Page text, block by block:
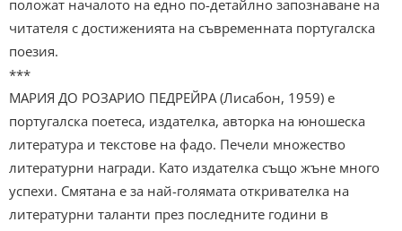
положат началото на едно по-детайлно запознаване на
читателя с достиженията на съвременната португалска
поезия.
***
МАРИЯ ДО РОЗАРИО ПЕДРЕЙРА (Лисабон, 1959) е
португалска поетеса, издателка, авторка на юношеска
литература и текстове на фадо. Печели множество
литературни награди. Като издателка също жъне много
успехи. Смятана е за най-голямата откривателка на
литературни таланти през последните години в